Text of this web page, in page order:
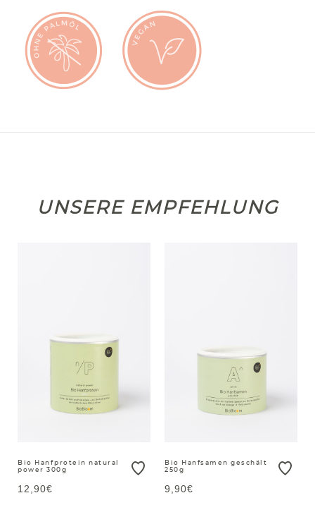
UNSERE EMPFEHLUNG
Bio Hanfprotein natural
power 300g
12,90€
Bio Hanfsamen geschält
250g
9,90€